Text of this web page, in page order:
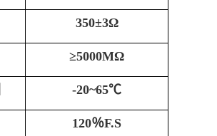
350±3Ω
≥5000MΩ
-20~65℃
120％F.S